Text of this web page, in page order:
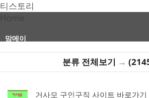
티스토리
맘메이
분류 전체보기 →
거사모 구인구직 사이트 바로가기